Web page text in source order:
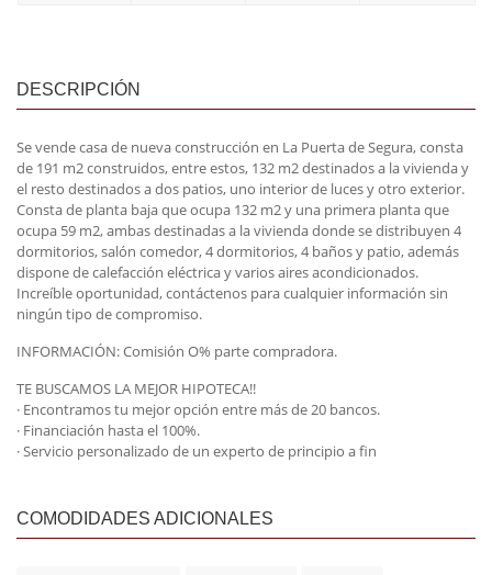
DESCRIPCIÓN
Se vende casa de nueva construcción en La Puerta de Segura, consta
de 191 m2 construidos, entre estos, 132 m2 destinados a la vivienda y
el resto destinados a dos patios, uno interior de luces y otro exterior.
Consta de planta baja que ocupa 132 m2 y una primera planta que
ocupa 59 m2, ambas destinadas a la vivienda donde se distribuyen 4
dormitorios, salón comedor, 4 dormitorios, 4 baños y patio, además
dispone de calefacción eléctrica y varios aires acondicionados.
Increíble oportunidad, contáctenos para cualquier información sin
ningún tipo de compromiso.
INFORMACIÓN: Comisión O% parte compradora.
TE BUSCAMOS LA MEJOR HIPOTECA!!
· Encontramos tu mejor opción entre más de 20 bancos.
· Financiación hasta el 100%.
· Servicio personalizado de un experto de principio a fin
COMODIDADES ADICIONALES